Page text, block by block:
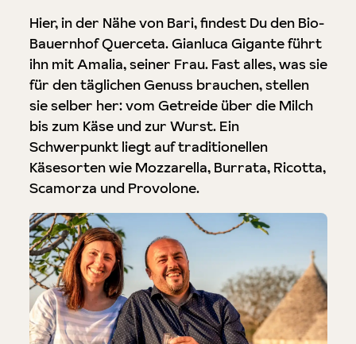
Hier, in der Nähe von Bari, findest Du den Bio-
Bauernhof Querceta. Gianluca Gigante führt
ihn mit Amalia, seiner Frau. Fast alles, was sie
für den täglichen Genuss brauchen, stellen
sie selber her: vom Getreide über die Milch
bis zum Käse und zur Wurst. Ein
Schwerpunkt liegt auf traditionellen
Käsesorten wie Mozzarella, Burrata, Ricotta,
Scamorza und Provolone.